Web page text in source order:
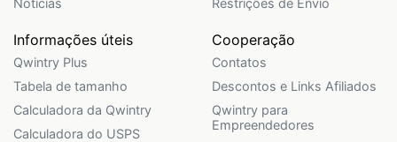
Informações úteis
Qwintry Plus
Tabela de tamanho
Calculadora da Qwintry
Calculadora do USPS
Cooperação
Contatos
Descontos e Links Afiliados
Qwintry para
Empreendedores